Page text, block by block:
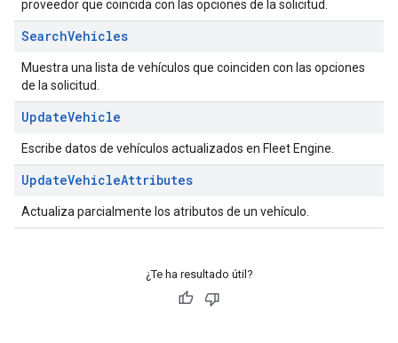
proveedor que coincida con las opciones de la solicitud.
SearchVehicles
Muestra una lista de vehículos que coinciden con las opciones
de la solicitud.
UpdateVehicle
Escribe datos de vehículos actualizados en Fleet Engine.
UpdateVehicleAttributes
Actualiza parcialmente los atributos de un vehículo.
¿Te ha resultado útil?